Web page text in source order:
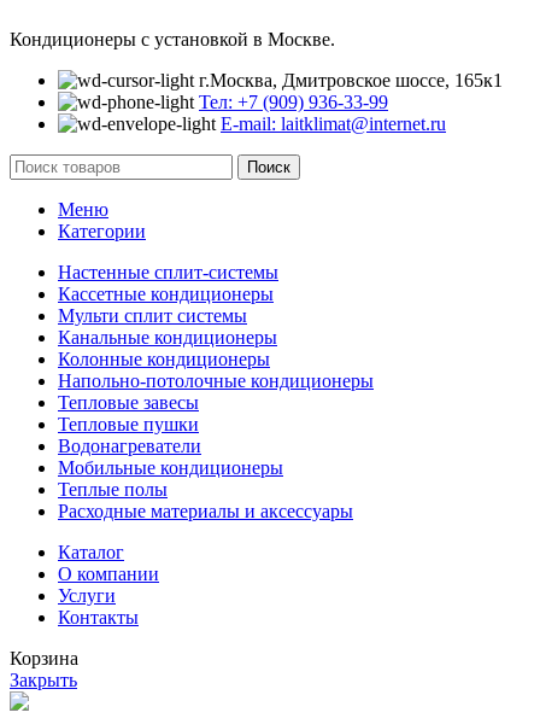
Кондиционеры с установкой в Москве.
г.Москва, Дмитровское шоссе, 165к1
Тел: +7 (909) 936-33-99
E-mail: laitklimat@internet.ru
Поиск
Меню
Категории
Настенные сплит-системы
Кассетные кондиционеры
Мульти сплит системы
Канальные кондиционеры
Колонные кондиционеры
Напольно-потолочные кондиционеры
Тепловые завесы
Тепловые пушки
Водонагреватели
Мобильные кондиционеры
Теплые полы
Расходные материалы и аксессуары
Каталог
О компании
Услуги
Контакты
Корзина
Закрыть